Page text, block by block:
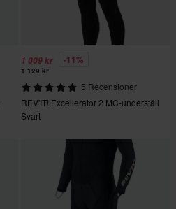
1 009 kr -11%
1 129 kr
5 Recensioner
REV'IT! Excellerator 2 MC-underställ
Svart